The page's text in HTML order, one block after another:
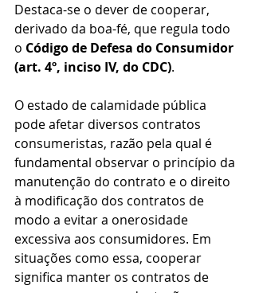
Destaca-se o dever de cooperar,
derivado da boa-fé, que regula todo
o Código de Defesa do Consumidor
(art. 4º, inciso IV, do CDC).
O estado de calamidade pública
pode afetar diversos contratos
consumeristas, razão pela qual é
fundamental observar o princípio da
manutenção do contrato e o direito
à modificação dos contratos de
modo a evitar a onerosidade
excessiva aos consumidores. Em
situações como essa, cooperar
significa manter os contratos de